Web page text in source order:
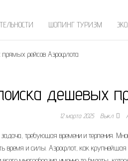
ШОПИНГ ТУРИЗМ
рейсов Аэрофлота
дешевых
12 марта 2025 Выкл.
требующая времени и терпения.
время и силы. Аэрофлот, как